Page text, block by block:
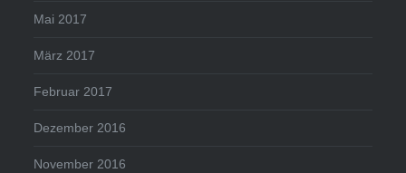
Mai 2017
März 2017
Februar 2017
Dezember 2016
November 2016